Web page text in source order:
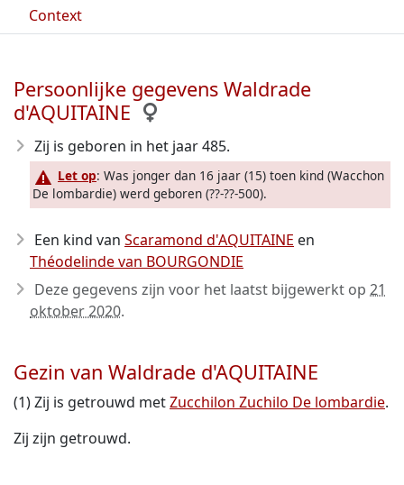
Context
Persoonlijke gegevens Waldrade
d'AQUITAINE
Zij is geboren in het jaar 485.
Let op: Was jonger dan 16 jaar (15) toen kind (Wacchon
De lombardie) werd geboren (??-??-500).
Een kind van Scaramond d'AQUITAINE en
Théodelinde van BOURGONDIE
Deze gegevens zijn voor het laatst bijgewerkt op 21
oktober 2020.
Gezin van Waldrade d'AQUITAINE
(1) Zij is getrouwd metZucchilon Zuchilo De lombardie.
Zij zijn getrouwd.